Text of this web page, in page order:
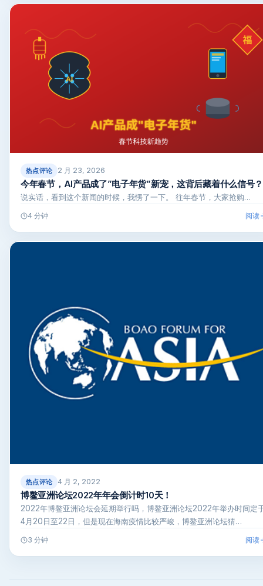
热点评论 2 月 23, 2026
今年春节，AI产品成了”电子年货”新宠，这背后藏着什么信号？
说实话，看到这个新闻的时候，我愣了一下。 往年春节，大家抢购…
4 分钟 阅读
热点评论 4 月 2, 2022
博鳌亚洲论坛2022年年会倒计时10天！
2022年博鳌亚洲论坛会延期举行吗，博鳌亚洲论坛2022年举办时间定
4月20日至22日，但是现在海南疫情比较严峻，博鳌亚洲论坛猜…
3 分钟 阅读